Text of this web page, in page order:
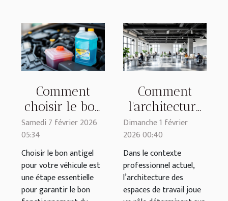
Comment
choisir le bon
antigel pour
votre véhicule
?
Samedi 7 février 2026
05:34
Choisir le bon antigel
pour votre véhicule est
une étape essentielle
pour garantir le bon
Comment
l'architecture
influence-t-
elle la
productivité
en milieu de
travail ?
Dimanche 1 février
2026 00:40
Dans le contexte
professionnel actuel,
l’architecture des
espaces de travail joue